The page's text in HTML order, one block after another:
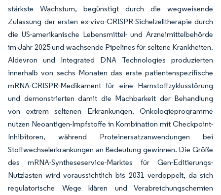
stärkste Wachstum, begünstigt durch die wegweisende
Zulassung der ersten ex-vivo-CRISPR-Sichelzelltherapie durch
die US-amerikanische Lebensmittel- und Arzneimittelbehörde
im Jahr 2025 und wachsende Pipelines für seltene Krankheiten.
Aldevron und Integrated DNA Technologies produzierten
innerhalb von sechs Monaten das erste patientenspezifische
mRNA-CRISPR-Medikament für eine Harnstoffzyklusstörung
und demonstrierten damit die Machbarkeit der Behandlung
von extrem seltenen Erkrankungen. Onkologieprogramme
nutzen Neoantigen-Impfstoffe in Kombination mit Checkpoint-
Inhibitoren, während Proteinersatzanwendungen bei
Stoffwechselerkrankungen an Bedeutung gewinnen. Die Größe
des mRNA-Syntheseservice-Marktes für Gen-Editierungs-
Nutzlasten wird voraussichtlich bis 2031 verdoppelt, da sich
regulatorische Wege klären und Verabreichungschemien